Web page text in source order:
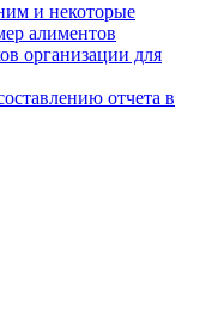
и некоторые
алиментов
организации для
отчета в